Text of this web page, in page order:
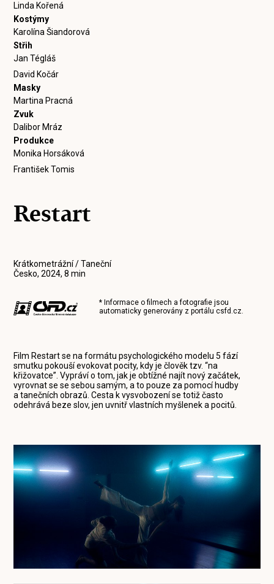
Linda Kořená
Kostýmy
Karolína Šiandorová
Střih
Jan Tégláš
David Kočár
Masky
Martina Pracná
Zvuk
Dalibor Mráz
Produkce
Monika Horsáková
František Tomis
Restart
Krátkometrážní / Taneční
Česko, 2024, 8 min
* Informace o filmech a fotografie jsou
automaticky generovány z portálucsfd.cz.
Film Restart se na formátu psychologického modelu 5 fází
smutku pokouší evokovat pocity, kdy je člověk tzv. “na
křižovatce”. Vypráví o tom, jak je obtížné najít nový začátek,
vyrovnat se se sebou samým, a to pouze za pomocí hudby
a tanečních obrazů. Cesta k vysvobození se totiž často
odehrává beze slov, jen uvnitř vlastních myšlenek a pocitů.